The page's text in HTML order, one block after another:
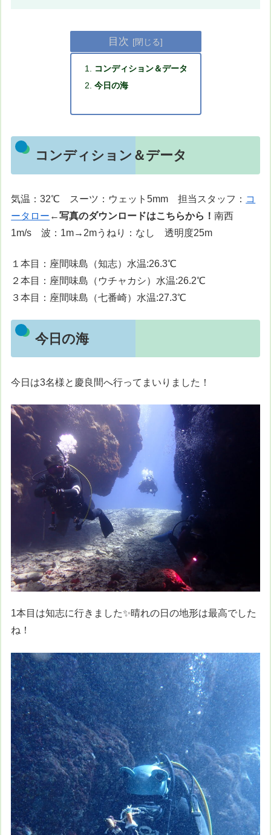
目次
コンディション＆データ
今日の海
コンディション＆データ
気温：32℃ スーツ：ウェット5mm 担当スタッフ： コ
ータロー ←写真のダウンロードはこちらから！南西
1m/s 波：1m→2mうねり：なし 透明度25m
１本目：座間味島（知志）水温:26.3℃
２本目：座間味島（ウチャカシ）水温:26.2℃
３本目：座間味島（七番崎）水温:27.3℃
今日の海
今日は3名様と慶良間へ行ってまいりました！
1本目は知志に行きました✨晴れの日の地形は最高でした
ね！